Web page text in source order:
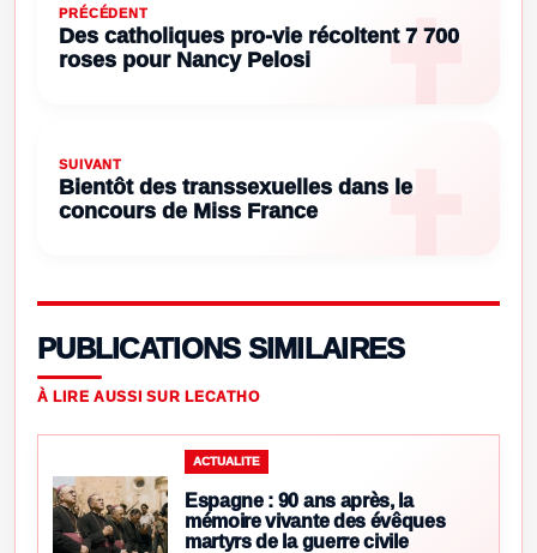
PRÉCÉDENT
Des catholiques pro-vie récoltent 7 700
roses pour Nancy Pelosi
SUIVANT
Bientôt des transsexuelles dans le
concours de Miss France
PUBLICATIONS SIMILAIRES
À LIRE AUSSI SUR LECATHO
ACTUALITE
Espagne : 90 ans après, la
mémoire vivante des évêques
martyrs de la guerre civile